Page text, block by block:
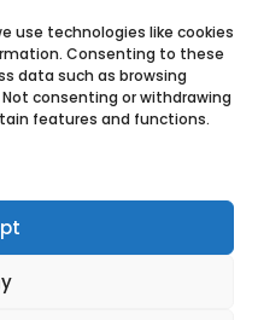
use technologies like cookies
Consenting to these
data such as browsing
consenting or withdrawing
features and functions.